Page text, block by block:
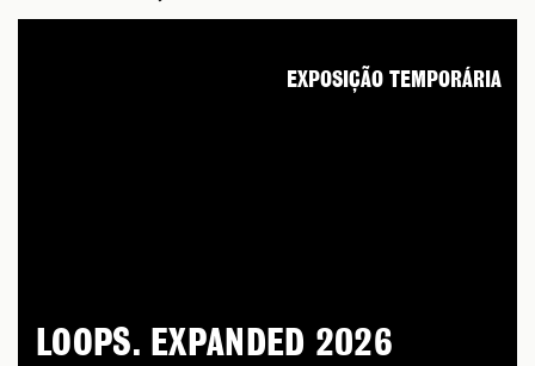
LOOPS. EXPANDED 2026
EXPOSIÇÃO TEMPORÁRIA